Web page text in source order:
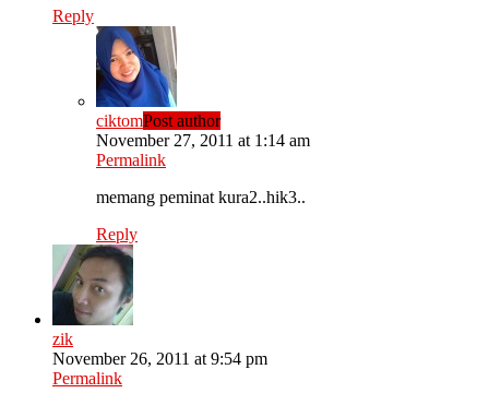
Reply
ciktomPost author
November 27, 2011 at 1:14 am
Permalink
memang peminat kura2..hik3..
Reply
zik
November 26, 2011 at 9:54 pm
Permalink